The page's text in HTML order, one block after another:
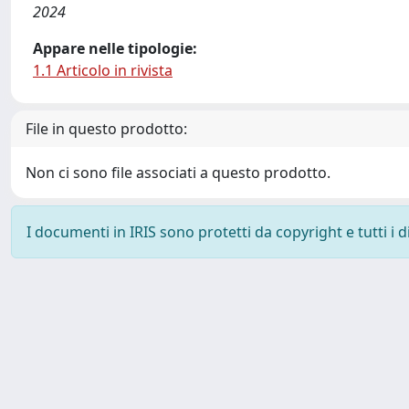
2024
Appare nelle tipologie:
1.1 Articolo in rivista
File in questo prodotto:
Non ci sono file associati a questo prodotto.
I documenti in IRIS sono protetti da copyright e tutti i